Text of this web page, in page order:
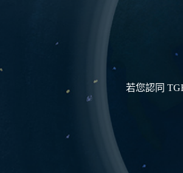
若您認同